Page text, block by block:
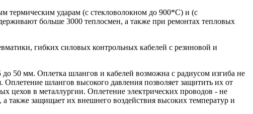
термическим ударам (с стекловолокном до 900*С) и (с
больше 3000 теплосмен, а также при ремонтах тепловых
гибких силовых контрольных кабелей с резиновой и
50 мм. Оплетка шлангов и кабелей возможна с радиусом изгиба не
шлангов высокого давления позволяет защитить их от
цехов в металлургии. Оплетение электрических проводов - не
также защищает их внешнего воздействия высоких температур и